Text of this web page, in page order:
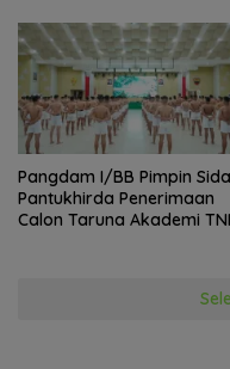
Pangdam I/BB Pimpin
Pantukhirda Penerimaan
Calon Taruna Akademi TNI